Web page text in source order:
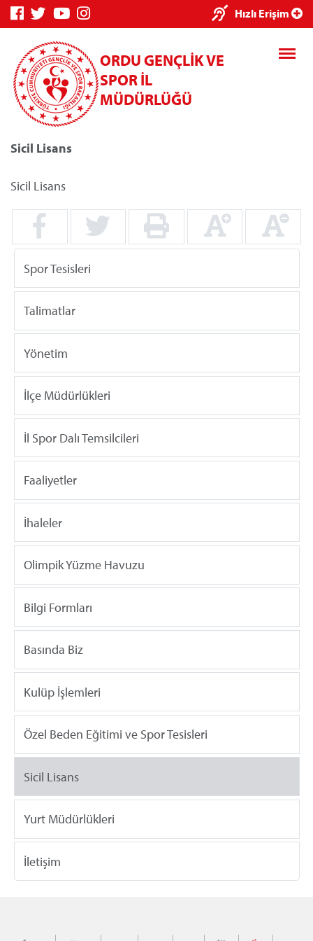
Hızlı Erişim
ORDU GENÇLİK VE
SPOR İL
MÜDÜRLÜĞÜ
Sicil Lisans
Sicil Lisans
Spor Tesisleri
Talimatlar
Yönetim
İlçe Müdürlükleri
İl Spor Dalı Temsilcileri
Faaliyetler
İhaleler
Olimpik Yüzme Havuzu
Bilgi Formları
Basında Biz
Kulüp İşlemleri
Özel Beden Eğitimi ve Spor Tesisleri
Sicil Lisans
Yurt Müdürlükleri
İletişim
×
Genç Bilgi
Kredi/Yurt E-